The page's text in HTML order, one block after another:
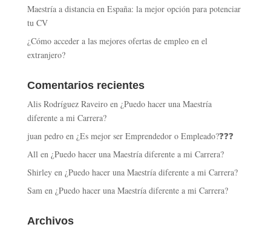
Maestría a distancia en España: la mejor opción para potenciar
tu CV
¿Cómo acceder a las mejores ofertas de empleo en el
extranjero?
Comentarios recientes
Alis Rodríguez Raveiroen ¿Puedo hacer una Maestría
diferente a mi Carrera?
juan pedroen ¿Es mejor ser Emprendedor o Empleado?❓❓❓
Allen ¿Puedo hacer una Maestría diferente a mi Carrera?
Shirleyen ¿Puedo hacer una Maestría diferente a mi Carrera?
Samen ¿Puedo hacer una Maestría diferente a mi Carrera?
Archivos